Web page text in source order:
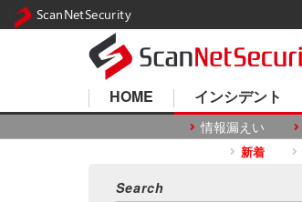
HOME インシデント
情報漏えい
新着
ScanNetSecurity